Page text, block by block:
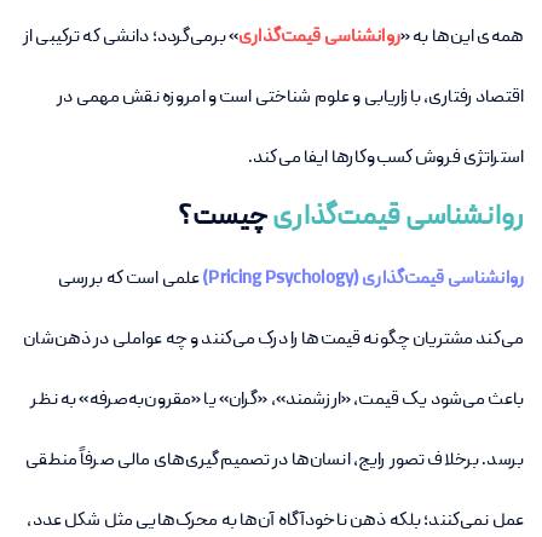
همه‌ی این‌ها به «روانشناسی قیمت‌گذاری» برمی‌گردد؛ دانشی که ترکیبی از
اقتصاد رفتاری، بازاریابی و علوم شناختی است و امروزه نقش مهمی در
استراتژی فروش کسب‌وکارها ایفا می‌کند.
روانشناسی قیمت‌گذاریچیست؟
روانشناسی قیمت‌گذاری (Pricing Psychology) علمی است که بررسی
می‌کند مشتریان چگونه قیمت‌ها را درک می‌کنند و چه عواملی در ذهن‌شان
باعث می‌شود یک قیمت، «ارزشمند»، «گران» یا «مقرون‌به‌صرفه» به نظر
برسد. برخلاف تصور رایج، انسان‌ها در تصمیم‌گیری‌های مالی صرفاً منطقی
عمل نمی‌کنند؛ بلکه ذهن ناخودآگاه آن‌ها به محرک‌هایی مثل شکل عدد،